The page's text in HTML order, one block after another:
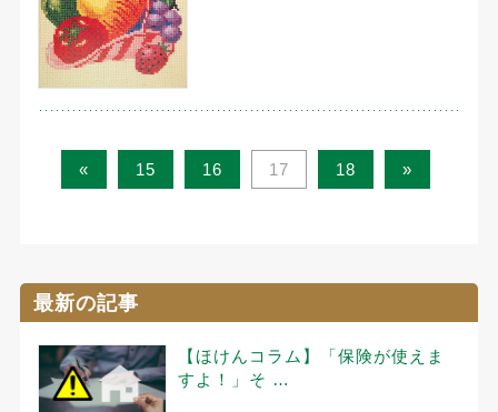
« 15 16 17 18 »
最新の記事
【ほけんコラム】「保険が使えま
すよ！」そ …